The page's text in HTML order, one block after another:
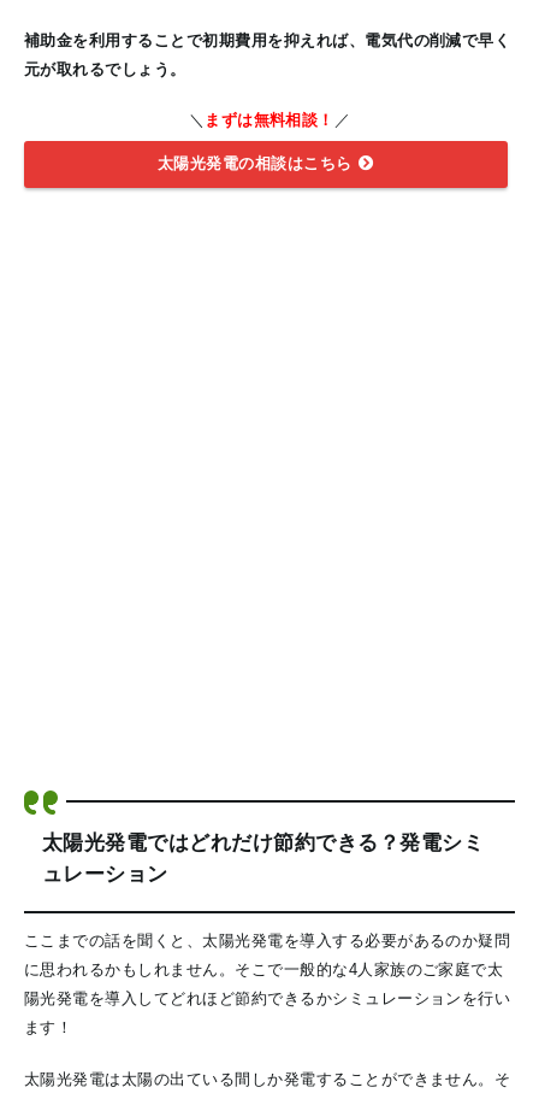
補助金を利用することで初期費用を抑えれば、電気代の削減で早く
元が取れるでしょう。
＼ まずは無料相談！ ／
太陽光発電の相談はこちら
太陽光発電ではどれだけ節約できる？発電シミ
ュレーション
ここまでの話を聞くと、太陽光発電を導入する必要があるのか疑問
に思われるかもしれません。そこで一般的な4人家族のご家庭で太
陽光発電を導入してどれほど節約できるかシミュレーションを行い
ます！
太陽光発電は太陽の出ている間しか発電することができません。そ